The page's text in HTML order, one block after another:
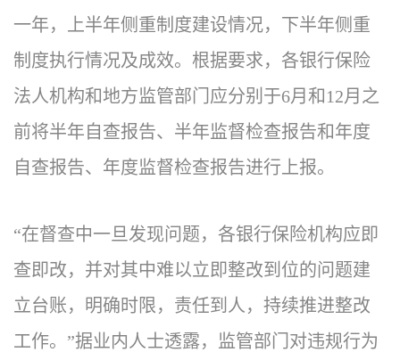
一年，上半年侧重制度建设情况，下半年侧重
制度执行情况及成效。根据要求，各银行保险
法人机构和地方监管部门应分别于6月和12月之
前将半年自查报告、半年监督检查报告和年度
自查报告、年度监督检查报告进行上报。
“在督查中一旦发现问题，各银行保险机构应即
查即改，并对其中难以立即整改到位的问题建
立台账，明确时限，责任到人，持续推进整改
工作。”据业内人士透露，监管部门对违规行为